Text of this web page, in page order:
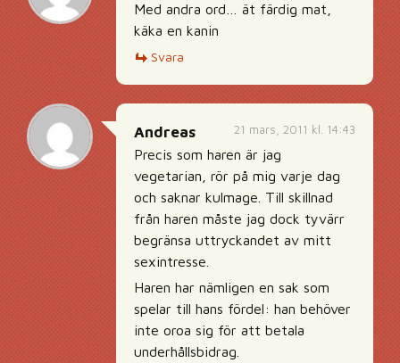
Med andra ord… ät färdig mat,
käka en kanin
Svara
21 mars, 2011 kl. 14:43
Andreas
Precis som haren är jag
vegetarian, rör på mig varje dag
och saknar kulmage. Till skillnad
från haren måste jag dock tyvärr
begränsa uttryckandet av mitt
sexintresse.
Haren har nämligen en sak som
spelar till hans fördel: han behöver
inte oroa sig för att betala
underhållsbidrag.